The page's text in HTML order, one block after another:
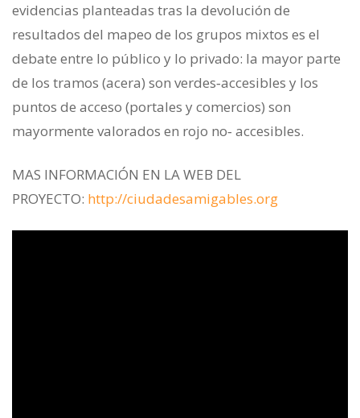
evidencias planteadas tras la devolución de
resultados del mapeo de los grupos mixtos es el
debate entre lo público y lo privado: la mayor parte
de los tramos (acera) son verdes‐accesibles y los
puntos de acceso (portales y comercios) son
mayormente valorados en rojo no‐ accesibles.
MAS INFORMACIÓN EN LA WEB DEL
PROYECTO: http://ciudadesamigables.org